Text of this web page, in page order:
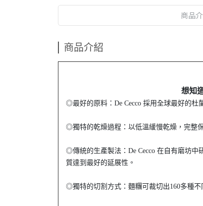
商品
商品介紹
想知
◎最好的原料：De Cecco 採用全球最好的杜
◎獨特的乾燥過程：以低溫緩慢乾燥，完整
◎傳統的生產製法：De Cecco 在自有磨坊
質達到最好的延展性。
◎獨特的切割方式：麵糰可裁切出160多種